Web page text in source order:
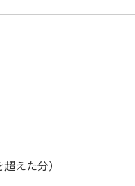
えた分）